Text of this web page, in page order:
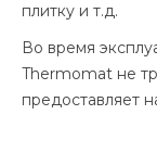
плитку и т.д.
Во время
Thermomat не
предоставляет